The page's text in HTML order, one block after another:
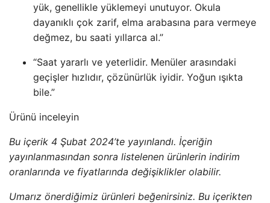
yük, genellikle yüklemeyi unutuyor. Okula
dayanıklı çok zarif, elma arabasına para vermeye
değmez, bu saati yıllarca al.”
“Saat yararlı ve yeterlidir. Menüler arasındaki
geçişler hızlıdır, çözünürlük iyidir. Yoğun ışıkta
bile.”
Ürünü inceleyin
Bu içerik 4 Şubat 2024’te yayınlandı. İçeriğin
yayınlanmasından sonra listelenen ürünlerin indirim
oranlarında ve fiyatlarında değişiklikler olabilir.
Umarız önerdiğimiz ürünleri beğenirsiniz. Bu içerikten